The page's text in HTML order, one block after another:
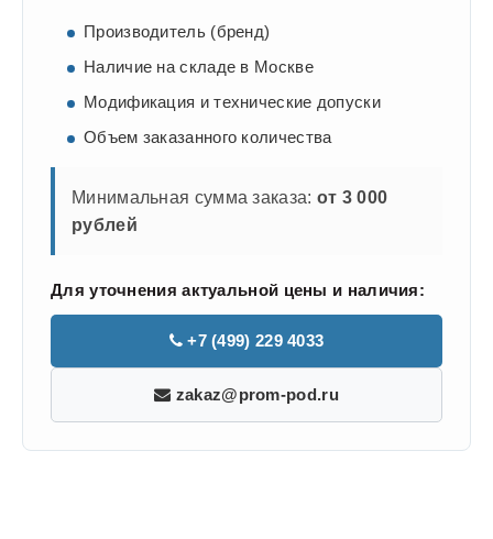
Производитель (бренд)
Наличие на складе в Москве
Модификация и технические допуски
Объем заказанного количества
Минимальная сумма заказа: от 3 000
рублей
Для уточнения актуальной цены и наличия:
+7 (499) 229 4033
zakaz@prom-pod.ru